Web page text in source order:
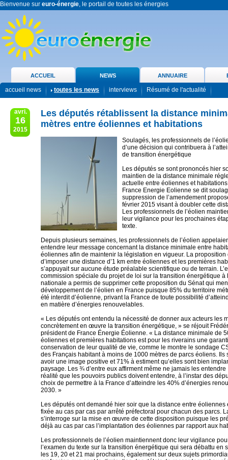
Bienvenue sur euro-énergie, le portail de toutes les énergies
ACCUEIL NEWS ANNUAIRE
accueil news toutes les news interviews Résumé de l'actualité
avri.
16
2015
Les députés rétablissent la distance
mètres entre éoliennes et habitations
Soulagés, les professionnels de
d’une décision qui contribuera à
de transition énergétique
Les députés se sont prononcés hier
maintien de la distance minimale
actuelle entre éoliennes et
France Energie Eolienne se dit
suppression de l’amendement
février 2015 visant à doubler cette
Les professionnels de l’éolien
leur vigilance pour les prochaines
texte.
Depuis plusieurs semaines, les professionnels de l’éolien
entendre leur message concernant la distance minimale entre
éoliennes afin de maintenir la législation en vigueur. La proposition
d’imposer une distance d’1 km entre éoliennes et les premières
s’appuyait sur aucune étude préalable scientifique ou de terrain.
commission spéciale du projet de loi sur la transition énergétique à
nationale a permis de supprimer cette proposition du Sénat qui
développement de l’éolien en France puisque 85% du territoire
été interdit d’éolienne, privant la France de toute possibilité
en matière d’énergies renouvelables.
« Les députés ont entendu la nécessité de donner aux acteurs les
concrètement en œuvre la transition énergétique, » se réjouit
président de France Énergie Éolienne. « La distance minimale de
éoliennes et premières habitations est pour les riverains une
conservation de leur qualité de vie, comme le montre le sondage
des Français habitant à moins de 1000 mètres de parcs éoliens. Ils
avoir une image positive et 71% à estiment qu’elles sont bien
paysage. Les ¾ d’entre eux affirment même ne jamais les entendre
réalité que les pouvoirs publics doivent entendre, à l’instar des
choix de permettre à la France d’atteindre les 40% d’énergies
2030. »
Les députés ont demandé hier soir que la distance entre éoliennes
fixée au cas par cas par arrêté préfectoral pour chacun des parcs.
s’interroge sur la mise en œuvre de cette disposition puisque les
déjà au cas par cas l’implantation des éoliennes par rapport aux
Les professionnels de l’éolien maintiennent donc leur vigilance
l’examen du texte sur la transition énergétique qui sera débattu en
les 19, 20 et 21 mai prochains, également sur deux sujets